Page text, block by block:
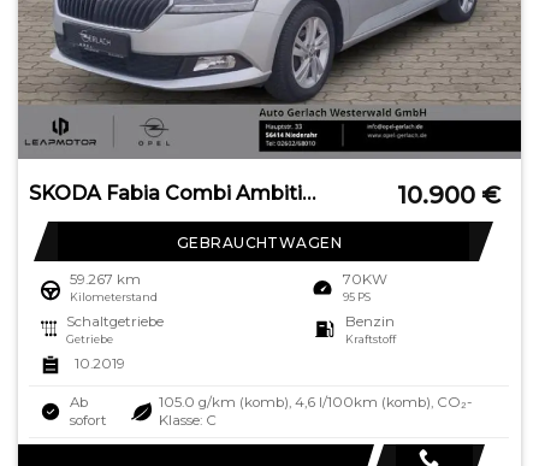
SKODA Fabia Combi Ambition Sperrdiff. Apple CarPlay An 10.900 €
GEBRAUCHTWAGEN
59.267 km
Kilometerstand
70KW
95 PS
Schaltgetriebe
Getriebe
Benzin
Kraftstoff
10.2019
Ab
sofort
105.0 g/km (komb), 4,6 l/100km (komb), CO₂-
Klasse: C